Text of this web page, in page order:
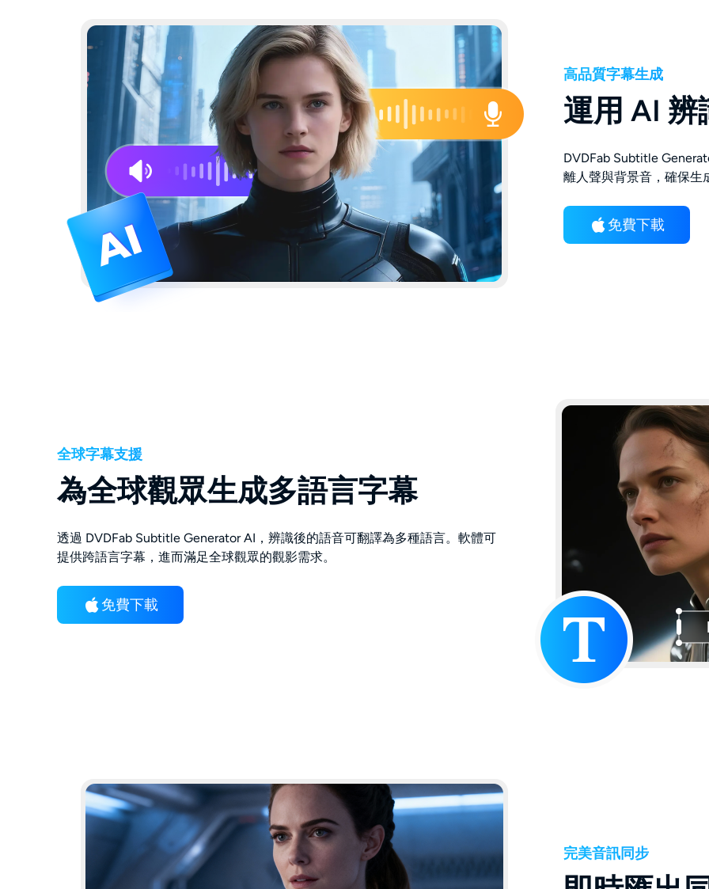
高品質字幕生成
運用 AI 辨
DVDFab Subtitle
離人聲與背景音，確保生
免費下載
全球字幕支援
為全球觀眾生成多語言字幕
透過 DVDFab Subtitle Generator AI，辨識後的語音可翻譯為多種語言。軟體可
提供跨語言字幕，進而滿足全球觀眾的觀影需求。
免費下載
完美音訊同步